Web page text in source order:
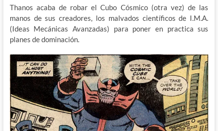
Thanos acaba de robar el Cubo Cósmico (otra vez) de las
manos de sus creadores, los malvados científicos de I.M.A.
(Ideas Mecánicas Avanzadas) para poner en practica sus
planes de dominación.